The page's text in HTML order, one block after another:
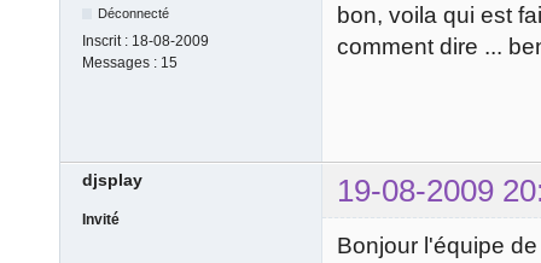
Déconnecté
Inscrit : 18-08-2009
Messages : 15
bon, voila qui est
comment dire ...
djsplay 19-08-2009
Invité
Bonjour l'équipe